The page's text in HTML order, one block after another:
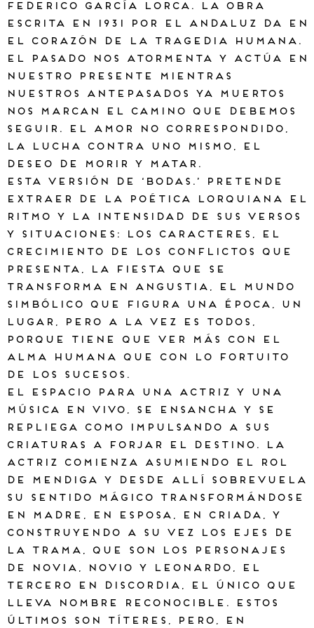
Federico García Lorca. La obra
escrita en 1931 por el andaluz da en
el corazón de la tragedia humana.
El pasado nos atormenta y actúa en
nuestro presente mientras
nuestros antepasados ya muertos
nos marcan el camino que debemos
seguir. El amor no correspondido,
la lucha contra uno mismo, el
deseo de morir y matar.
Esta versión de ‘Bodas.’ pretende
extraer de la poética lorquiana el
ritmo y la intensidad de sus versos
y situaciones: los caracteres, el
crecimiento de los conflictos que
presenta, la fiesta que se
transforma en angustia, el mundo
simbólico que figura una época, un
lugar, pero a la vez es todos,
porque tiene que ver más con el
alma humana que con lo fortuito
de los sucesos.
El espacio para una actriz y una
música en vivo, se ensancha y se
repliega como impulsando a sus
criaturas a forjar el destino. La
actriz comienza asumiendo el rol
de Mendiga y desde allí sobrevuela
su sentido mágico transformándose
en Madre, en Esposa, en Criada, y
construyendo a su vez los ejes de
la trama, que son los personajes
de Novia, Novio y Leonardo, el
tercero en discordia, el único que
lleva nombre reconocible. Estos
últimos son títeres, pero, en